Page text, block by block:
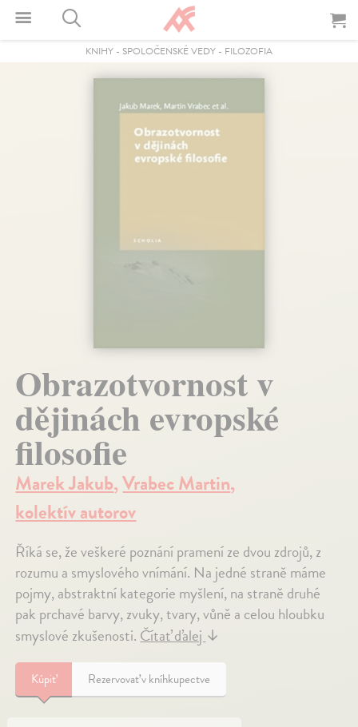
KNIHY - SPOLOČENSKÉ VEDY - FILOZOFIA
Obrazotvornost v
dějinách evropské
filosofie
Marek Jakub,Vrabec Martin,
kolektív autorov
Říká se, že veškeré poznání pramení ze dvou zdrojů, z
rozumu a smyslového vnímání. Na jedné straně máme
pojmy, abstraktní kategorie myšlení, na straně druhé
pak prchavé barvy, zvuky, tvary, vůně a celou hloubku
smyslové zkušenosti.Čítať ďalej↓
Kúpiť Rezervovať v kníhkupectve